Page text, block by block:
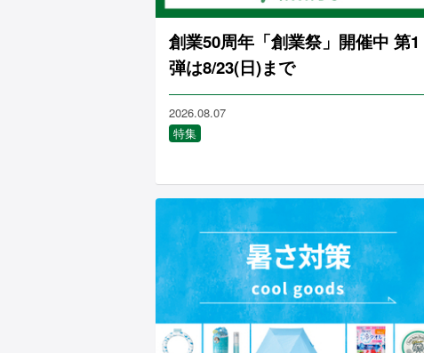
創業50周年「創業祭」開催中 第1
弾は8/23(日)まで
2026.08.07
特集